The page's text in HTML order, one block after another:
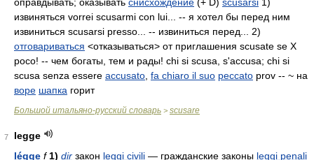
извиняться vorrei scusarmi con lui... -- я хотел бы перед ним
извиниться scusarsi presso... -- извиниться перед... 2)
отговариваться <отказываться> от приглашения scusate se Х
poco! -- чем богаты, тем и рады! chi si scusa, s'accusa; chi si
scusa senza essere accusato fa chiaro il suo peccato prov -- ~ на
воре шапка горит
Большой итальяно-русский словарь > scusare
7
legge
légge f 1) dir закон leggi civili — гражданские законы leggi penali